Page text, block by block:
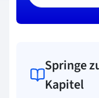
Springe
Kapitel